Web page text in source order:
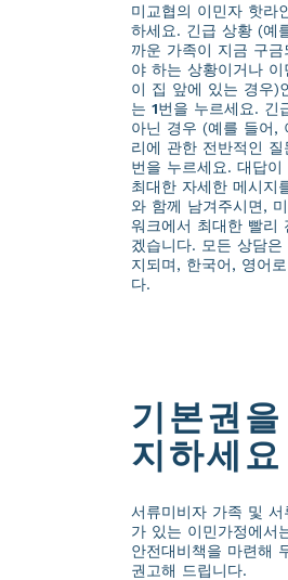
미교협의 이민자 핫라
하세요. 긴급 상황 (예
까운 가족이 지금 구금
야 하는 상황이거나 이
이 집 앞에 있는 경우)
는 1번을 누르세요. 긴
아닌 경우 (예를 들어,
리에 관한 전반적인 질
번을 누르세요. 대답이
최대한 자세한 메시지
와 함께 남겨주시면,
워크에서 최대한 빨리
겠습니다. 모든 상담은
지되며, 한국어, 영어
다.
기본권
지하세요
서류미비자 가족 및 서
가 있는 이민가정에서
안전대비책을 마련해
권고해 드립니다.